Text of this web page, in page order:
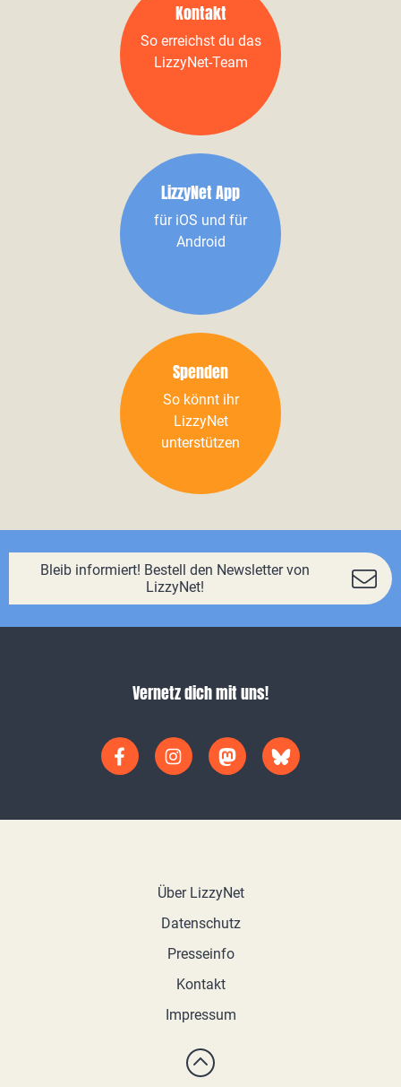
Kontakt
So erreichst du das
LizzyNet-Team
LizzyNet App
für iOS und für
Android
Spenden
So könnt ihr
LizzyNet
unterstützen
Bleib informiert! Bestell den Newsletter von
LizzyNet!
Vernetz dich mit uns!
Über LizzyNet
Datenschutz
Presseinfo
Kontakt
Impressum